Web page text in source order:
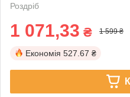
Роздріб
1 071,33 ₴ 1 599 ₴
Економія 527.67 ₴